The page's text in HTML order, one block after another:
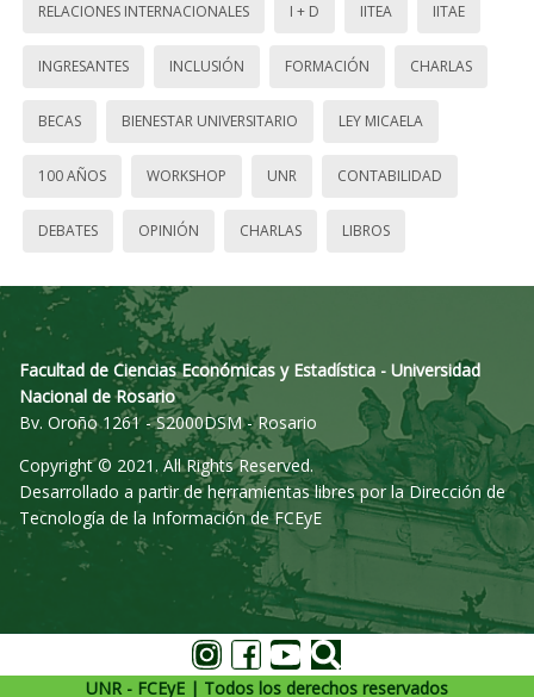
RELACIONES INTERNACIONALES I + D IITEA IITAE
INGRESANTES INCLUSIÓN FORMACIÓN CHARLAS
BECAS BIENESTAR UNIVERSITARIO LEY MICAELA
100 AÑOS WORKSHOP UNR CONTABILIDAD
DEBATES OPINIÓN CHARLAS LIBROS
Facultad de Ciencias Económicas y Estadística - Universidad
Nacional de Rosario
Bv. Oroño 1261 - S2000DSM - Rosario
Copyright © 2021. All Rights Reserved.
Desarrollado a partir de herramientas libres por la Dirección de
Tecnología de la Información de FCEyE
UNR - FCEyE | Todos los derechos reservados